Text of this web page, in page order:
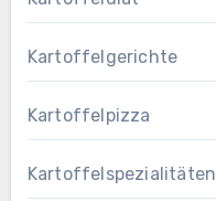
Kartoffelgerichte
Kartoffelpizza
Kartoffelspezialitäten